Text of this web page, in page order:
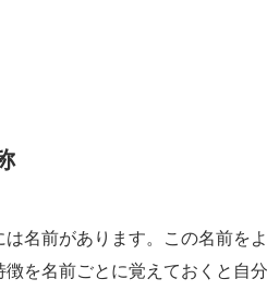
名前があります。この名前を
を名前ごとに覚えておくと自